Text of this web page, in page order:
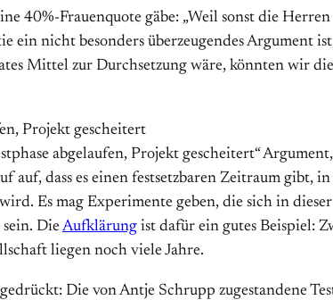
40%-Frauenquote gäbe: „Weil sonst die
ein nicht besonders überzeugendes Argument
Mittel zur Durchsetzung wäre, könnten wir
Projekt gescheitert
abgelaufen, Projekt gescheitert“
auf, dass es einen festsetzbaren Zeitraum
Es mag Experimente geben, die sich in
DieAufklärung ist dafür ein gutes Beispiel:
liegen noch viele Jahre.
Die von Antje Schrupp zugestandene